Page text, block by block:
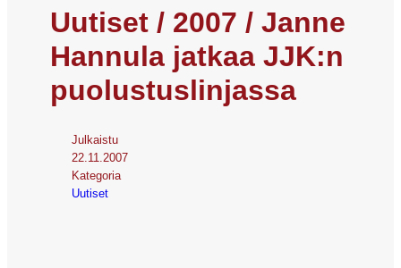
Uutiset / 2007 / Janne
Hannula jatkaa JJK:n
puolustuslinjassa
Julkaistu
22.11.2007
Kategoria
Uutiset